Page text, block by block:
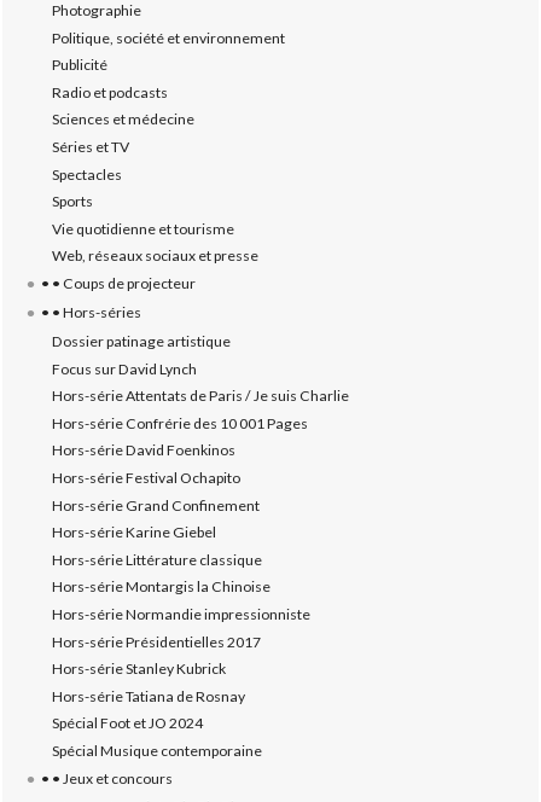
Photographie
Politique, société et environnement
Publicité
Radio et podcasts
Sciences et médecine
Séries et TV
Spectacles
Sports
Vie quotidienne et tourisme
Web, réseaux sociaux et presse
• • Coups de projecteur
• • Hors-séries
Dossier patinage artistique
Focus sur David Lynch
Hors-série Attentats de Paris / Je suis Charlie
Hors-série Confrérie des 10 001 Pages
Hors-série David Foenkinos
Hors-série Festival Ochapito
Hors-série Grand Confinement
Hors-série Karine Giebel
Hors-série Littérature classique
Hors-série Montargis la Chinoise
Hors-série Normandie impressionniste
Hors-série Présidentielles 2017
Hors-série Stanley Kubrick
Hors-série Tatiana de Rosnay
Spécial Foot et JO 2024
Spécial Musique contemporaine
• • Jeux et concours